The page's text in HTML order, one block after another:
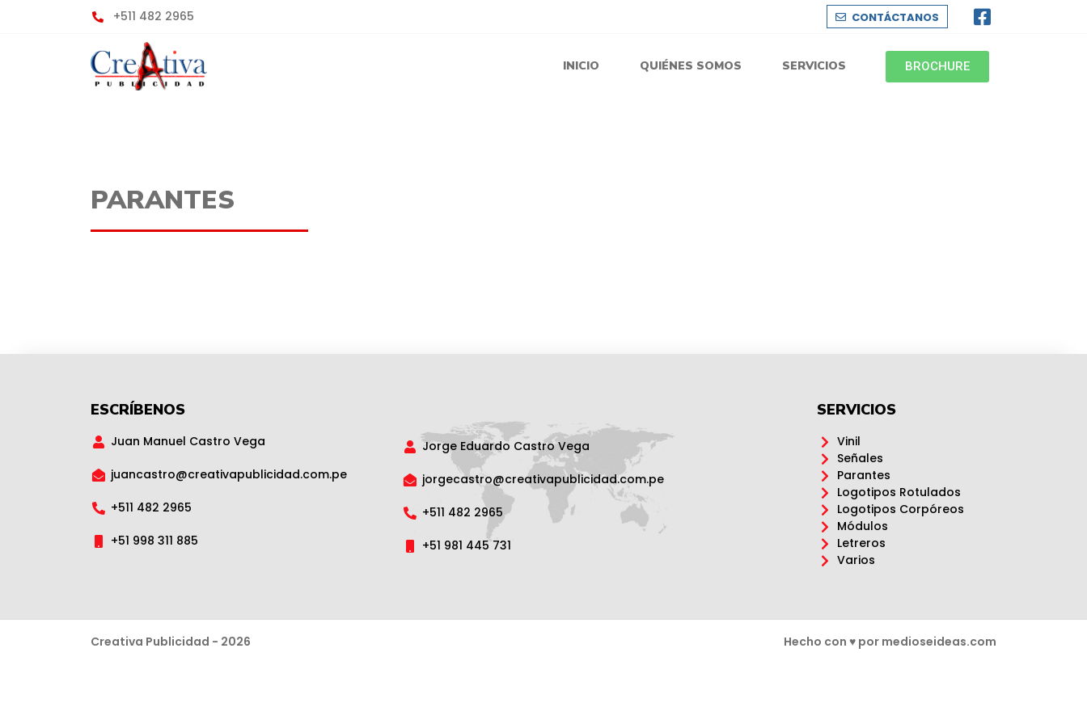
+511 482 2965 CONTÁCTANOS
INICIO QUIÉNES SOMOS SERVICIOS BROCHURE
PARANTES
ESCRÍBENOS
Juan Manuel Castro Vega
juancastro@creativapublicidad.com.pe
+511 482 2965
+51 998 311 885
Jorge Eduardo Castro Vega
jorgecastro@creativapublicidad.com.pe
+511 482 2965
+51 981 445 731
SERVICIOS
Vinil
Señales
Parantes
Logotipos Rotulados
Logotipos Corpóreos
Módulos
Letreros
Varios
Creativa Publicidad - 2026 Hecho con ♥ por medioseideas.com